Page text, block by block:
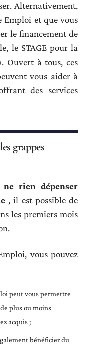
Alternativement,
Emploi et que vous
le financement de
le STAGE pour la
Ouvert à tous, ces
vous aider à
des services
grappes
ne rien dépenser
, il est possible de
les premiers mois
vous pouvez
peut vous permettre
plus ou moins
acquis ;
bénéficier du